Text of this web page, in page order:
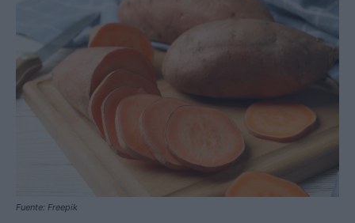
Fuente: Freepik